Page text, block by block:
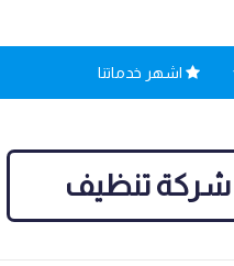
اشهر خدماتنا